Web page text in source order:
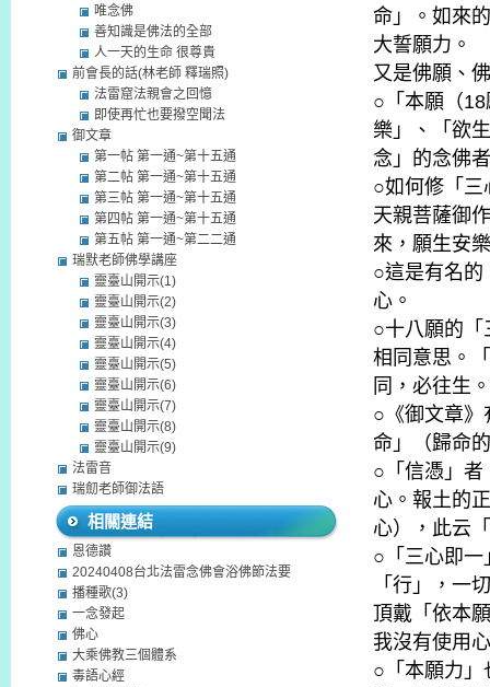
命」。如來
大誓願力。
又是佛願、
○「本願（
樂」、「欲
念」的念佛
○如何修「三
天親菩薩御
來，願生安
○這是有名的
心。
○十八願的「
相同意思。
同，必往生
○《御文章》
命」（歸命
○「信憑」者
心。報土的
心），此云
○「三心即一
「行」，一
頂戴「依本
我沒有使用
○「本願力」
唯念佛
善知識是佛法的全部
人一天的生命 很尊貴
前會長的話(林老師 釋瑞照)
法雷窟法親會之回憶
即使再忙也要撥空聞法
御文章
第一帖 第一通~第十五通
第二帖 第一通~第十五通
第三帖 第一通~第十五通
第四帖 第一通~第十五通
第五帖 第一通~第二二通
瑞默老師佛學講座
靈臺山開示(1)
靈臺山開示(2)
靈臺山開示(3)
靈臺山開示(4)
靈臺山開示(5)
靈臺山開示(6)
靈臺山開示(7)
靈臺山開示(8)
靈臺山開示(9)
法雷音
瑞劎老師御法語
相關連結
恩德讚
20240408台北法雷念佛會浴佛節法要
播種歌(3)
一念發起
佛心
大乘佛教三個體系
毒語心經